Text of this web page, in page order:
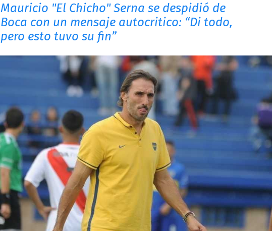
Mauricio "El Chicho" Serna se despidió de
Boca con un mensaje autocritico: “Di todo,
pero esto tuvo su fin”